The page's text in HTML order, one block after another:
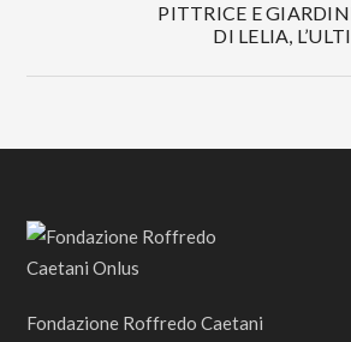
PITTRICE E
DI LELIA,
Fondazione Roffredo Caetani